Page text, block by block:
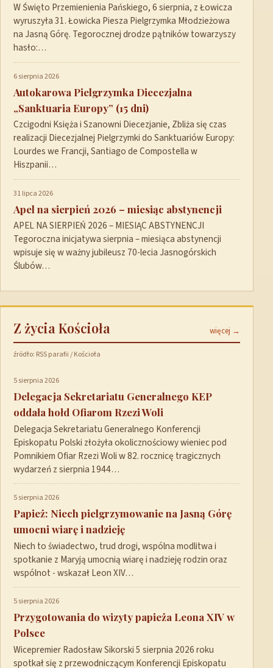
W Święto Przemienienia Pańskiego, 6 sierpnia, z Łowicza
wyruszyła 31. Łowicka Piesza Pielgrzymka Młodzieżowa
na Jasną Górę. Tegorocznej drodze pątników towarzyszy
hasło:…
6 sierpnia 2026
Autokarowa Pielgrzymka Diecezjalna
„Sanktuaria Europy” (15 dni)
Czcigodni Księża i Szanowni Diecezjanie, Zbliża się czas
realizacji Diecezjalnej Pielgrzymki do Sanktuariów Europy:
Lourdes we Francji, Santiago de Compostella w
Hiszpanii…
31 lipca 2026
Apel na sierpień 2026 – miesiąc abstynencji
APEL NA SIERPIEŃ 2026 – MIESIĄC ABSTYNENCJI
Tegoroczna inicjatywa sierpnia – miesiąca abstynencji
wpisuje się w ważny jubileusz 70-lecia Jasnogórskich
Ślubów…
Z życia Kościoła więcej →
źródło: RSS parafii / Kościoła
5 sierpnia 2026
Delegacja Sekretariatu Generalnego KEP
oddała hołd Ofiarom Rzezi Woli
Delegacja Sekretariatu Generalnego Konferencji
Episkopatu Polski złożyła okolicznościowy wieniec pod
Pomnikiem Ofiar Rzezi Woli w 82. rocznicę tragicznych
wydarzeń z sierpnia 1944…
5 sierpnia 2026
Papież: Niech pielgrzymowanie na Jasną Górę
umocni wiarę i nadzieję
Niech to świadectwo, trud drogi, wspólna modlitwa i
spotkanie z Maryją umocnią wiarę i nadzieję rodzin oraz
wspólnot - wskazał Leon XIV…
5 sierpnia 2026
Przygotowania do wizyty papieża Leona XIV w
Polsce
Wicepremier Radosław Sikorski 5 sierpnia 2026 roku
spotkał się z przewodniczącym Konferencji Episkopatu